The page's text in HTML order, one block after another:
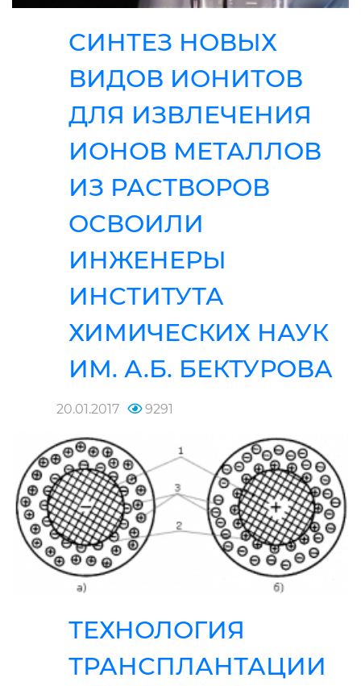
СИНТЕЗ НОВЫХ
ВИДОВ ИОНИТОВ
ДЛЯ ИЗВЛЕЧЕНИЯ
ИОНОВ МЕТАЛЛОВ
ИЗ РАСТВОРОВ
ОСВОИЛИ
ИНЖЕНЕРЫ
ИНСТИТУТА
ХИМИЧЕСКИХ НАУК
ИМ. А.Б. БЕКТУРОВА
20.01.2017 9291
ТЕХНОЛОГИЯ
ТРАНСПЛАНТАЦИИ